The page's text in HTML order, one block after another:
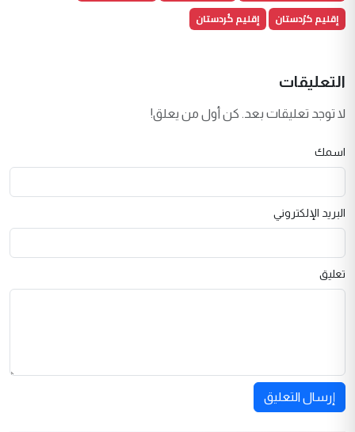
إقليم كرُدستان
إقليم كُردستان
التعليقات
لا توجد تعليقات بعد. كن أول من يعلق!
اسمك
البريد الإلكتروني
تعليق
إرسال التعليق